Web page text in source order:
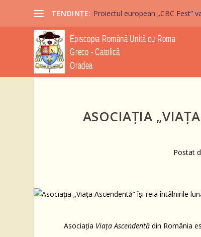
TENDINȚE: Proiectul european „CBC Fest”
ASOCIAȚIA
Postat
Asociația Viața Ascendentă din România